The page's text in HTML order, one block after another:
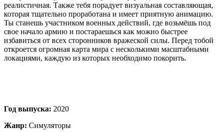
реалистичная. Также тебя порадует визуальная составляющая,
которая тщательно проработана и имеет приятную анимацию.
Ты станешь участником военных действий, где возьмёшь под
свое начало армию и постараешься как можно быстрее
избавиться от всех сторонников вражеской силы. Перед тобой
откроется огромная карта мира с несколькими масштабными
локациями, каждую из которых необходимо покорить.
Год выпуска: 2020
Жанр: Симуляторы